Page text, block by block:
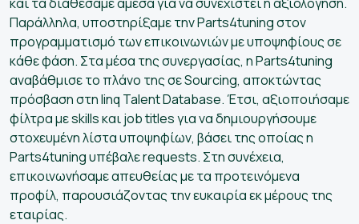
Παράλληλα, υποστηρίξαμε την Parts4tuning στον
προγραμματισμό των επικοινωνιών με υποψηφίους σε
κάθε φάση. Στα μέσα της συνεργασίας, η Parts4tuning
αναβάθμισε το πλάνο της σε Sourcing, αποκτώντας
πρόσβαση στη linq Talent Database. Έτσι, αξιοποιήσαμε
φίλτρα με skills και job titles για να δημιουργήσουμε
στοχευμένη λίστα υποψηφίων, βάσει της οποίας η
Parts4tuning υπέβαλε requests. Στη συνέχεια,
επικοινωνήσαμε απευθείας με τα προτεινόμενα
προφίλ, παρουσιάζοντας την ευκαιρία εκ μέρους της
εταιρίας.